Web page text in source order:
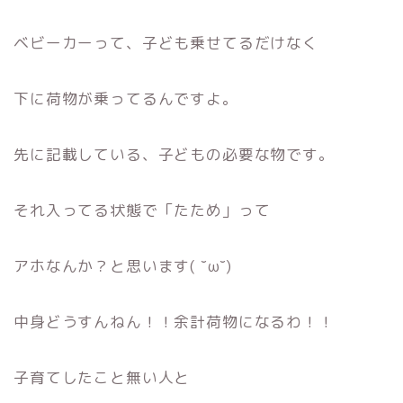
ベビーカーって、子ども乗せてるだけなく
下に荷物が乗ってるんですよ。
先に記載している、子どもの必要な物です。
それ入ってる状態で「たため」って
アホなんか？と思います( ˘ω˘)
中身どうすんねん！！余計荷物になるわ！！
子育てしたこと無い人と